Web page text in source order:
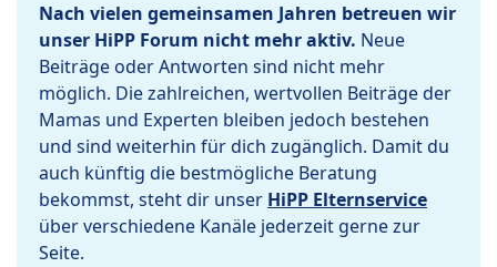
Nach vielen gemeinsamen Jahren betreuen wir
unser HiPP Forum nicht mehr aktiv. Neue
Beiträge oder Antworten sind nicht mehr
möglich. Die zahlreichen, wertvollen Beiträge der
Mamas und Experten bleiben jedoch bestehen
und sind weiterhin für dich zugänglich. Damit du
auch künftig die bestmögliche Beratung
bekommst, steht dir unser HiPP Elternservice
über verschiedene Kanäle jederzeit gerne zur
Seite.